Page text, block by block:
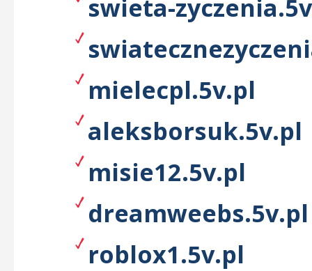
swieta-
mielecpl.5v.pl
aleksborsuk.5v.pl
misie12.5v.pl
dreamweebs.5v.pl
roblox1.5v.pl